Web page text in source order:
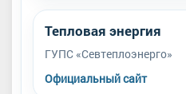
Тепловая энергия
ГУПС «Севтеплоэнерго»
Официальный сайт